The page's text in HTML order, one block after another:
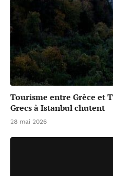
Tourisme entre Grèce et
Grecs à Istanbul chutent
28 mai 2026